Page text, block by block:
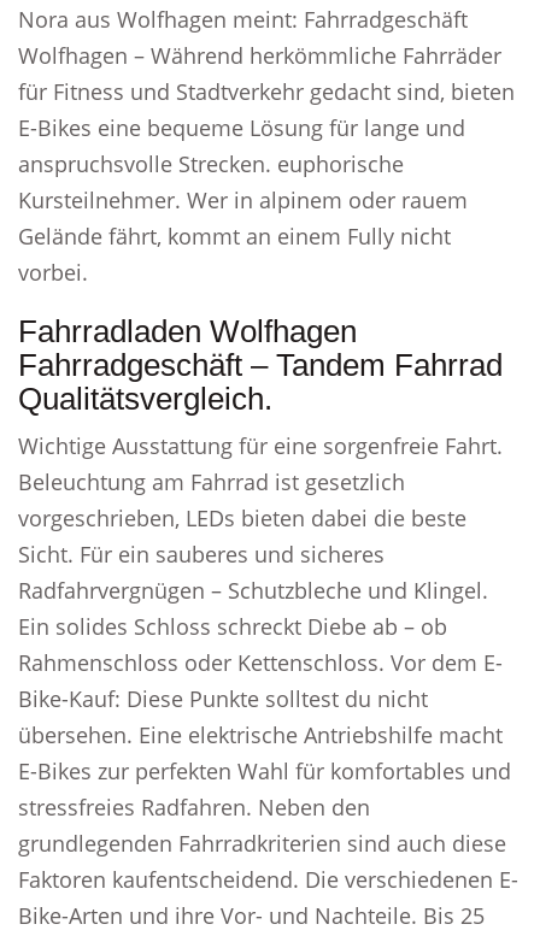
Nora aus Wolfhagen meint: Fahrradgeschäft
Wolfhagen – Während herkömmliche Fahrräder
für Fitness und Stadtverkehr gedacht sind, bieten
E-Bikes eine bequeme Lösung für lange und
anspruchsvolle Strecken. euphorische
Kursteilnehmer. Wer in alpinem oder rauem
Gelände fährt, kommt an einem Fully nicht
vorbei.
Fahrradladen Wolfhagen
Fahrradgeschäft – Tandem Fahrrad
Qualitätsvergleich.
Wichtige Ausstattung für eine sorgenfreie Fahrt.
Beleuchtung am Fahrrad ist gesetzlich
vorgeschrieben, LEDs bieten dabei die beste
Sicht. Für ein sauberes und sicheres
Radfahrvergnügen – Schutzbleche und Klingel.
Ein solides Schloss schreckt Diebe ab – ob
Rahmenschloss oder Kettenschloss. Vor dem E-
Bike-Kauf: Diese Punkte solltest du nicht
übersehen. Eine elektrische Antriebshilfe macht
E-Bikes zur perfekten Wahl für komfortables und
stressfreies Radfahren. Neben den
grundlegenden Fahrradkriterien sind auch diese
Faktoren kaufentscheidend. Die verschiedenen E-
Bike-Arten und ihre Vor- und Nachteile. Bis 25